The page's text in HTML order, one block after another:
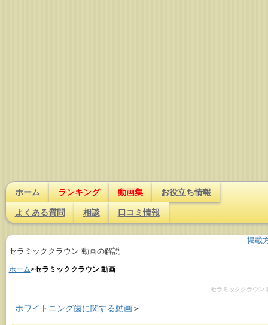
ホーム ランキング 動画集 お役立ち情報
よくある質問 相談 口コミ情報
掲載
セラミッククラウン 動画の解説
ホーム>セラミッククラウン 動画
セラミッククラウン
ホワイトニング歯に関する動画＞